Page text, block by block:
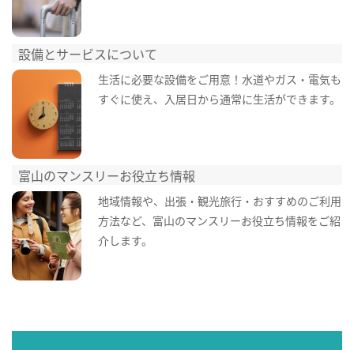
設備とサービスについて
生活に必要な設備をご用意！水道やガス・電気も
すぐに使え、入居日から通常に生活ができます。
富山のマンスリーお役立ち情報
地域情報や、出張・観光旅行・おすすめのご利用
方法など、富山のマンスリーお役立ち情報をご紹
介します。